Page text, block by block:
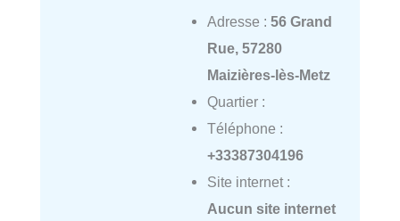
Adresse : 56 Grand
Rue, 57280
Maizières-lès-Metz
Quartier :
Téléphone :
+33387304196
Site internet :
Aucun site internet